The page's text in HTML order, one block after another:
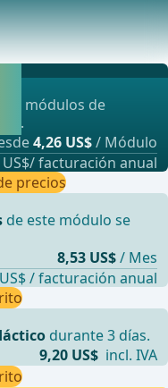
intracranealmente
y
durante 3 días.
9,20 US$ incl. IVA
módulos de
.
4,26 US$/ Módulo
US$/ facturación anual
precios
de este módulo se
8,53 US$/ Mes
/ facturación anual